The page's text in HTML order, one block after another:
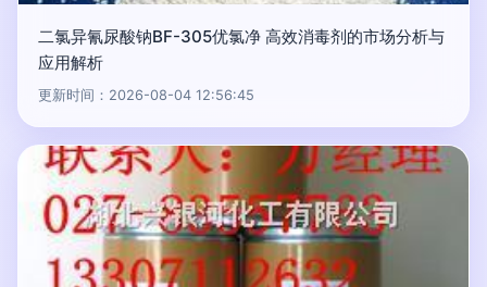
二氯异氰尿酸钠BF-305优氯净 高效消毒剂的市场分析与
应用解析
更新时间：2026-08-04 12:56:45